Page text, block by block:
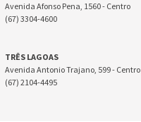
Avenida Afonso Pena, 1560 - Centro
(67) 3304-4600
TRÊS LAGOAS
Avenida Antonio Trajano, 599 - Centro
(67) 2104-4495